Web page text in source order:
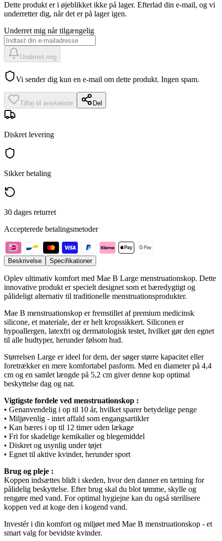
Dette produkt er i øjeblikket ikke på lager. Efterlad din e-mail, og vi
underretter dig, når det er på lager igen.
Underret mig når tilgængelig
Underret mig
Vi sender dig kun en e-mail om dette produkt. Ingen spam.
Tilføj til ønskeliste Del
Diskret levering
Sikker betaling
30 dages returret
Accepterede betalingsmetoder
Beskrivelse Specifikationer
Oplev ultimativ komfort med Mae B Large menstruationskop. Dette
innovative produkt er specielt designet som et bæredygtigt og
pålideligt alternativ til traditionelle menstruationsprodukter.
Mae B menstruationskop er fremstillet af premium medicinsk
silicone, et materiale, der er helt kropssikkert. Siliconen er
hypoallergen, latexfri og dermatologisk testet, hvilket gør den egnet
til alle hudtyper, herunder følsom hud.
Størrelsen Large er ideel for dem, der søger større kapacitet eller
foretrækker en mere komfortabel pasform. Med en diameter på 4,4
cm og en samlet længde på 5,2 cm giver denne kop optimal
beskyttelse dag og nat.
Vigtigste fordele ved menstruationskop :
• Genanvendelig i op til 10 år, hvilket sparer betydelige penge
• Miljøvenlig - intet affald som engangsartikler
• Kan bæres i op til 12 timer uden lækage
• Fri for skadelige kemikalier og blegemiddel
• Diskret og usynlig under tøjet
• Egnet til aktive kvinder, herunder sport
Brug og pleje :
Koppen indsættes blidt i skeden, hvor den danner en tætning for
pålidelig beskyttelse. Efter brug skal du blot tømme, skylle og
rengøre med vand. For optimal hygiejne kan du også sterilisere
koppen ved at koge den i kogend vand.
Investér i din komfort og miljøet med Mae B menstruationskop - et
smart valg for bevidste kvinder.